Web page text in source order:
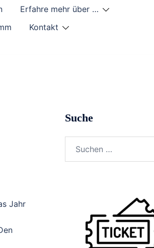
Erfahre mehr über …
Kontakt
Jahr
Suche